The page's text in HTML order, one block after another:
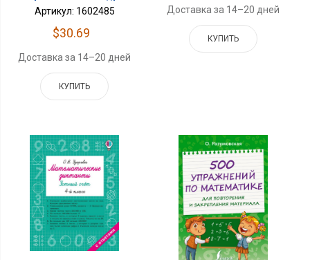
Артикул: 1602485
$30.69
Доставка за 14–20 дней
КУПИТЬ
Доставка за 14–20 дней
КУПИТЬ